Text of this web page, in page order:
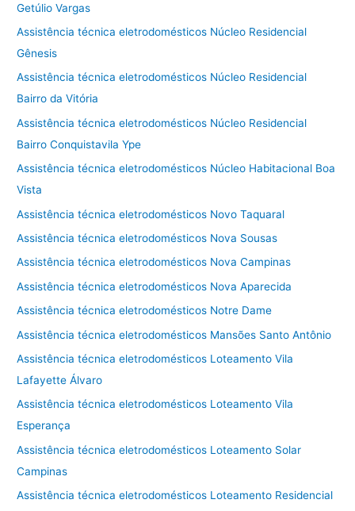
Getúlio Vargas
Assistência técnica eletrodomésticos Núcleo Residencial
Gênesis
Assistência técnica eletrodomésticos Núcleo Residencial
Bairro da Vitória
Assistência técnica eletrodomésticos Núcleo Residencial
Bairro Conquistavila Ype
Assistência técnica eletrodomésticos Núcleo Habitacional Boa
Vista
Assistência técnica eletrodomésticos Novo Taquaral
Assistência técnica eletrodomésticos Nova Sousas
Assistência técnica eletrodomésticos Nova Campinas
Assistência técnica eletrodomésticos Nova Aparecida
Assistência técnica eletrodomésticos Notre Dame
Assistência técnica eletrodomésticos Mansões Santo Antônio
Assistência técnica eletrodomésticos Loteamento Vila
Lafayette Álvaro
Assistência técnica eletrodomésticos Loteamento Vila
Esperança
Assistência técnica eletrodomésticos Loteamento Solar
Campinas
Assistência técnica eletrodomésticos Loteamento Residencial